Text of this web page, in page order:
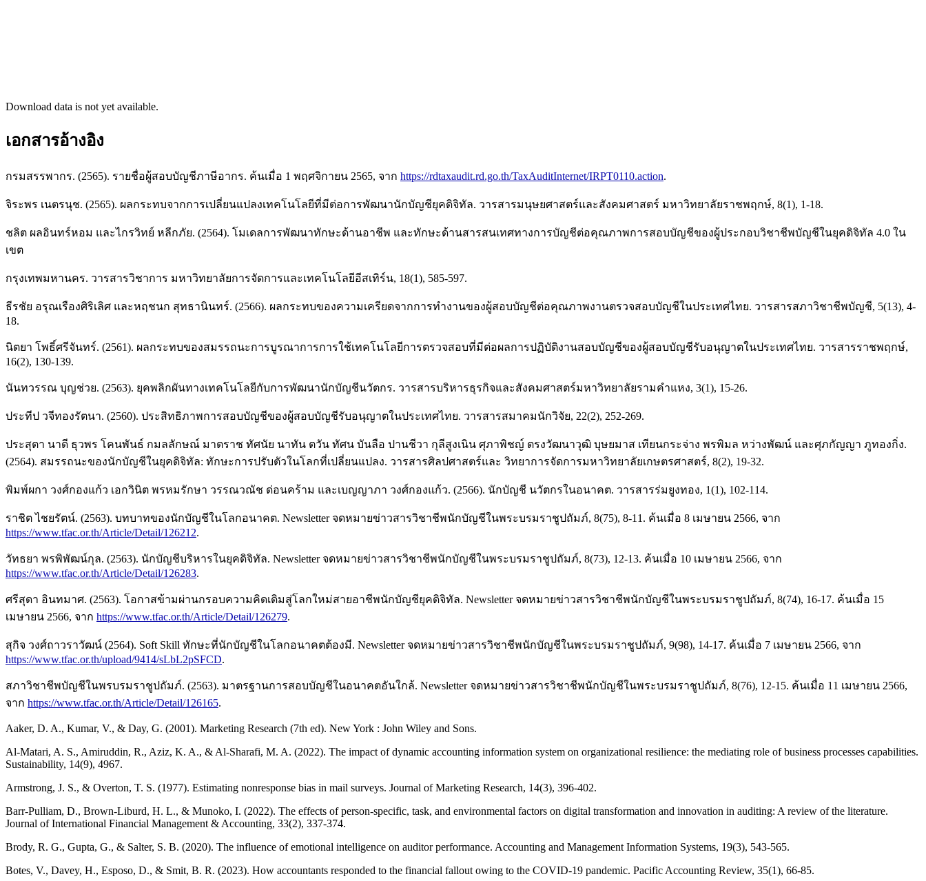
Download data is not yet available.
เอกสารอ้างอิง
กรมสรรพากร. (2565). รายชื่อผู้สอบบัญชีภาษีอากร. ค้นเมื่อ 1 พฤศจิกายน 2565, จาก https://rdtaxaudit.rd.go.th/TaxAuditInternet/IRPT0110.action.
จิระพร เนตรนุช. (2565). ผลกระทบจากการเปลี่ยนแปลงเทคโนโลยีที่มีต่อการพัฒนานักบัญชียุคดิจิทัล. วารสารมนุษยศาสตร์และสังคมศาสตร์ มหาวิทยาลัยราชพฤกษ์, 8(1), 1-18.
ชลิต ผลอินทร์หอม และไกรวิทย์ หลีกภัย. (2564). โมเดลการพัฒนาทักษะด้านอาชีพ และทักษะด้านสารสนเทศทางการบัญชีต่อคุณภาพการสอบบัญชีของผู้ประกอบวิชาชีพบัญชีในยุคดิจิทัล 4.0 ใน
เขต
กรุงเทพมหานคร. วารสารวิชาการ มหาวิทยาลัยการจัดการและเทคโนโลยีอีสเทิร์น, 18(1), 585-597.
ธีรชัย อรุณเรืองศิริเลิศ และหฤชนก สุทธานินทร์. (2566). ผลกระทบของความเครียดจากการทำงานของผู้สอบบัญชีต่อคุณภาพงานตรวจสอบบัญชีในประเทศไทย. วารสารสภาวิชาชีพบัญชี, 5(13), 4-
18.
นิตยา โพธิ์ศรีจันทร์. (2561). ผลกระทบของสมรรถนะการบูรณาการการใช้เทคโนโลยีการตรวจสอบที่มีต่อผลการปฏิบัติงานสอบบัญชีของผู้สอบบัญชีรับอนุญาตในประเทศไทย. วารสารราชพฤกษ์,
16(2), 130-139.
นันทวรรณ บุญช่วย. (2563). ยุคพลิกผันทางเทคโนโลยีกับการพัฒนานักบัญชีนวัตกร. วารสารบริหารธุรกิจและสังคมศาสตร์มหาวิทยาลัยรามคำแหง, 3(1), 15-26.
ประทีป วจีทองรัตนา. (2560). ประสิทธิภาพการสอบบัญชีของผู้สอบบัญชีรับอนุญาตในประเทศไทย. วารสารสมาคมนักวิจัย, 22(2), 252-269.
ประสุตา นาดี ธุวพร โคนพันธ์ กมลลักษณ์ มาตราช ทัศนัย นาทัน ตวัน ทัศน บันลือ ปานชีวา กุลีสูงเนิน ศุภาพิชญ์ ตรงวัฒนาวุฒิ บุษยมาส เทียนกระจ่าง พรพิมล หว่างพัฒน์ และศุภกัญญา ภูทองกิ่ง.
(2564). สมรรถนะของนักบัญชีในยุคดิจิทัล: ทักษะการปรับตัวในโลกที่เปลี่ยนแปลง. วารสารศิลปศาสตร์และ วิทยาการจัดการมหาวิทยาลัยเกษตรศาสตร์, 8(2), 19-32.
พิมพ์ผกา วงศ์กองแก้ว เอกวินิต พรหมรักษา วรรณวณัช ด่อนคร้าม และเบญญาภา วงศ์กองแก้ว. (2566). นักบัญชี นวัตกรในอนาคต. วารสารร่มยูงทอง, 1(1), 102-114.
ราชิต ไชยรัตน์. (2563). บทบาทของนักบัญชีในโลกอนาคต. Newsletter จดหมายข่าวสารวิชาชีพนักบัญชีในพระบรมราชูปถัมภ์, 8(75), 8-11. ค้นเมื่อ 8 เมษายน 2566, จาก
https://www.tfac.or.th/Article/Detail/126212.
วัทธยา พรพิพัฒน์กุล. (2563). นักบัญชีบริหารในยุคดิจิทัล. Newsletter จดหมายข่าวสารวิชาชีพนักบัญชีในพระบรมราชูปถัมภ์, 8(73), 12-13. ค้นเมื่อ 10 เมษายน 2566, จาก
https://www.tfac.or.th/Article/Detail/126283.
ศรีสุดา อินทมาศ. (2563). โอกาสข้ามผ่านกรอบความคิดเดิมสู่โลกใหม่สายอาชีพนักบัญชียุคดิจิทัล. Newsletter จดหมายข่าวสารวิชาชีพนักบัญชีในพระบรมราชูปถัมภ์, 8(74), 16-17. ค้นเมื่อ 15
เมษายน 2566, จาก https://www.tfac.or.th/Article/Detail/126279.
สุกิจ วงศ์ถาวราวัฒน์ (2564). Soft Skill ทักษะที่นักบัญชีในโลกอนาคตต้องมี. Newsletter จดหมายข่าวสารวิชาชีพนักบัญชีในพระบรมราชูปถัมภ์, 9(98), 14-17. ค้นเมื่อ 7 เมษายน 2566, จาก
https://www.tfac.or.th/upload/9414/sLbL2pSFCD.
สภาวิชาชีพบัญชีในพรบรมราชูปถัมภ์. (2563). มาตรฐานการสอบบัญชีในอนาคตอันใกล้. Newsletter จดหมายข่าวสารวิชาชีพนักบัญชีในพระบรมราชูปถัมภ์, 8(76), 12-15. ค้นเมื่อ 11 เมษายน 2566,
จาก https://www.tfac.or.th/Article/Detail/126165.
Aaker, D. A., Kumar, V., & Day, G. (2001). Marketing Research (7th ed). New York : John Wiley and Sons.
Al-Matari, A. S., Amiruddin, R., Aziz, K. A., & Al-Sharafi, M. A. (2022). The impact of dynamic accounting information system on organizational resilience: the mediating role of business processes capabilities.
Sustainability, 14(9), 4967.
Armstrong, J. S., & Overton, T. S. (1977). Estimating nonresponse bias in mail surveys. Journal of Marketing Research, 14(3), 396-402.
Barr‐Pulliam, D., Brown‐Liburd, H. L., & Munoko, I. (2022). The effects of person‐specific, task, and environmental factors on digital transformation and innovation in auditing: A review of the literature.
Journal of International Financial Management & Accounting, 33(2), 337-374.
Brody, R. G., Gupta, G., & Salter, S. B. (2020). The influence of emotional intelligence on auditor performance. Accounting and Management Information Systems, 19(3), 543-565.
Botes, V., Davey, H., Esposo, D., & Smit, B. R. (2023). How accountants responded to the financial fallout owing to the COVID-19 pandemic. Pacific Accounting Review, 35(1), 66-85.